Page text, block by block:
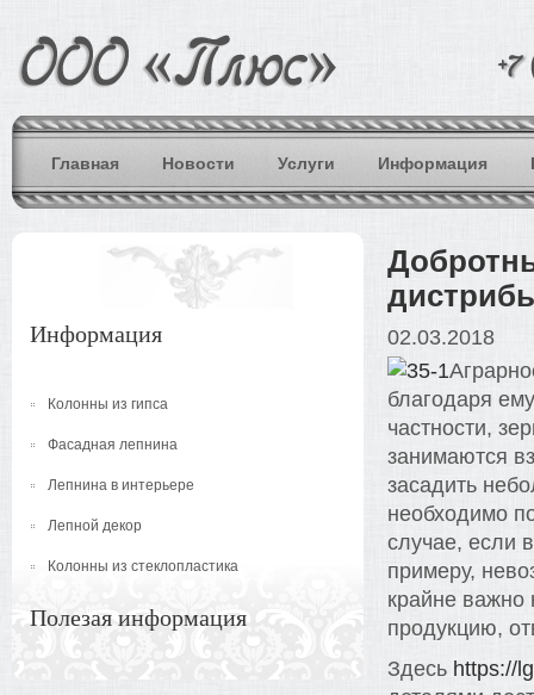
Главная Новости Услуги Информация
Информация
Колонны из гипса
Фасадная лепнина
Лепнина в интерьере
Лепной декор
Колонны из стеклопластика
Полезая информация
02.03.2018
благодаря
частности,
занимаются
засадить
необходимо
случае, если
примеру,
крайне важно
продукцию,
Здесь https://